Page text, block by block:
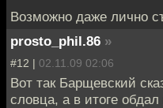
Возможно даже лично
prosto_phil.86 »
#12 | 02.11.09 02:06
Вот так Барщевский
словца, а в итоге